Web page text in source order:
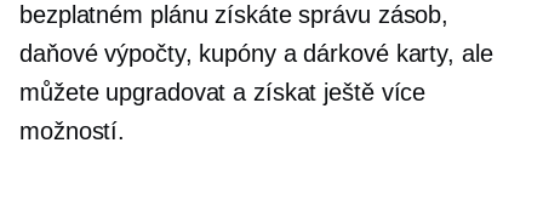
bezplatném plánu získáte správu zásob,
daňové výpočty, kupóny a dárkové karty, ale
můžete upgradovat a získat ještě více
možností.